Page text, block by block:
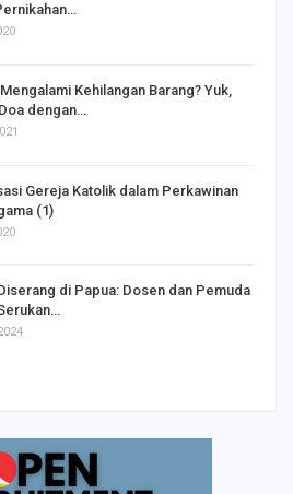
Kehilangan Barang? Yuk,
dengan…
Gereja Katolik dalam Perkawinan
(1)
di Papua: Dosen dan Pemuda